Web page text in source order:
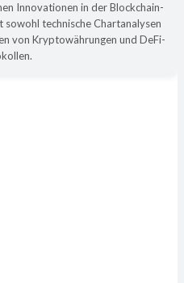
Innovationen in der Blockchain-
sowohl technische Chartanalysen
von Kryptowährungen und DeFi-